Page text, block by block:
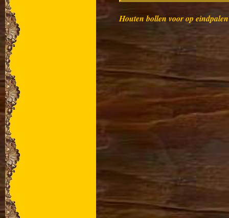
Houten bollen voor op